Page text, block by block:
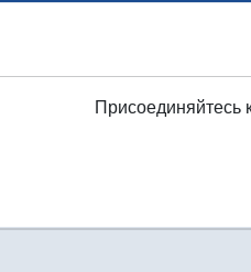
Присоединяйтесь